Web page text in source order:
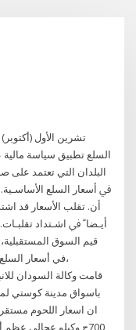
السلع تطبيق سياسة مالية
ﰲ ﺃﺳﻌﺎﺭ ﺍﻟﺴﻠﻊ ﺍﻷﺳﺎﺳـﻴﺔ.
ﺃﻥ. ﺗﻘﻠﺐ ﺍﻷﺳﻌﺎﺭ ﻗﺪ
ﺃﻳـﻀﺎﹰ ﰲ ﺍﺷـﺘﺪﺍﺩ
قيم السوق
في أسعار السلع. هذه السلع قد تكون الحبوب، والمعادن، والغاز،
قامت وكالة السودان
باسواق مدينة كوستي